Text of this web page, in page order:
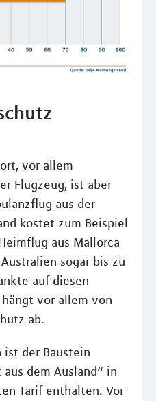
vor allem
Flugzeug, ist aber
aus der
kostet zum Beispiel
aus Mallorca
sogar bis zu
auf diesen
vor allem von
ab.
ist der Baustein
dem Ausland“ in
Tarif enthalten. Vor